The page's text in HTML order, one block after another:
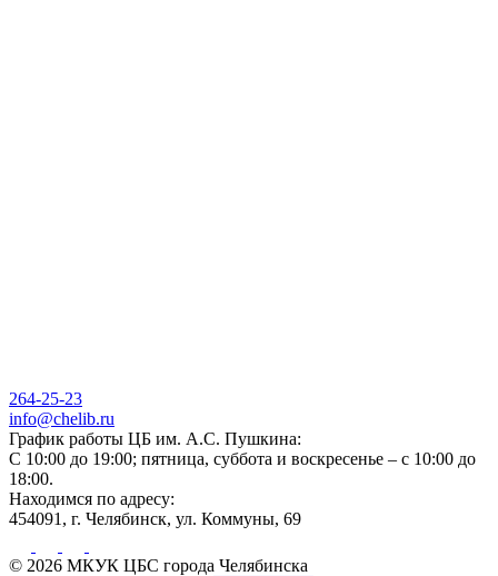
264-25-23
info@chelib.ru
График работы ЦБ им. А.С. Пушкина:
С 10:00 до 19:00; пятница, суббота и воскресенье – с 10:00 до
18:00.
Находимся по адресу:
454091, г. Челябинск, ул. Коммуны, 69
© 2026 МКУК ЦБС города Челябинска